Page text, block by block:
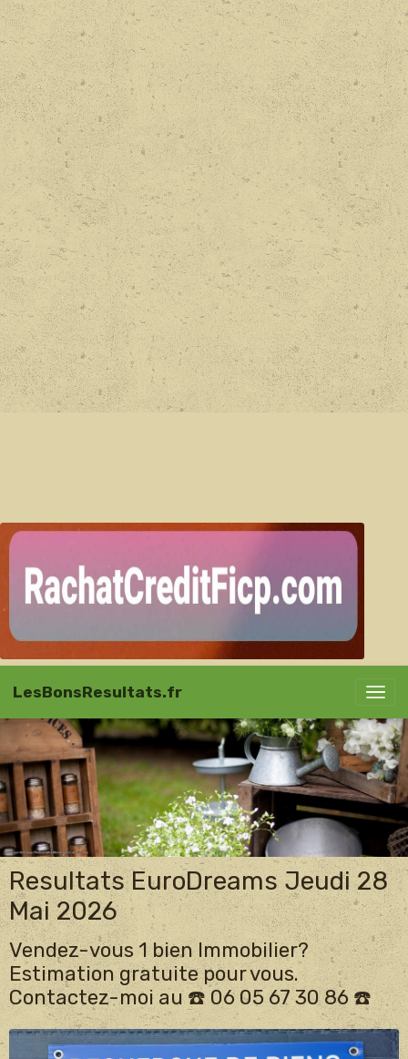
LesBonsResultats.fr
Resultats EuroDreams Jeudi 28
Mai 2026
Vendez-vous 1 bien Immobilier?
Estimation gratuite pour vous.
Contactez-moi au ☎️ 06 05 67 30 86 ☎️